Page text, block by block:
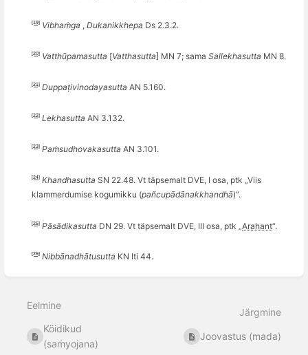
[19] Vibhaṁga , Dukanikkhepa Ds 2.3.2.
[20] Vatthūpamasutta [Vatthasutta] MN 7; sama Sallekhasutta MN 8.
[21] Duppaṭivinodayasutta AN 5.160.
[22] Lekhasutta AN 3.132.
[23] Paṁsudhovakasutta AN 3.101.
[24] Khandhasutta SN 22.48. Vt täpsemalt DVE, I osa, ptk „Viis
klammerdumise kogumikku (pañcupādānakkhandhā)“.
[25] Pāsādikasutta DN 29. Vt täpsemalt DVE, III osa, ptk „ Arahant“.
[26] Nibbānadhātusutta KN Iti 44.
valiku
Eelmine
Köidikud
(saṁyojana)
Järgmine
Joovastus (mada)